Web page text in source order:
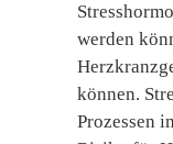
werden
können.
Prozessen